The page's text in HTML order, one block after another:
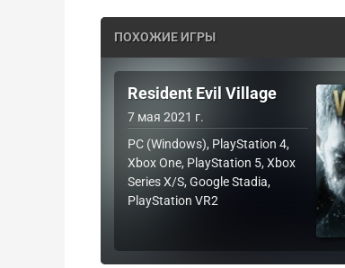
ПОХОЖИЕ ИГРЫ
Resident Evil Village
7 мая 2021 г.
PC (Windows), PlayStation 4,
Xbox One, PlayStation 5, Xbox
Series X/S, Google Stadia,
PlayStation VR2